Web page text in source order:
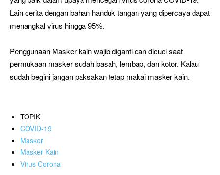
Lain cerita dengan bahan handuk tangan yang dipercaya dapat
menangkal virus hingga 95%.
Penggunaan Masker kain wajib diganti dan dicuci saat
permukaan masker sudah basah, lembap, dan kotor. Kalau
sudah begini jangan paksakan tetap makai masker kain.
TOPIK
COVID-19
Masker
Masker Kain
Virus Corona